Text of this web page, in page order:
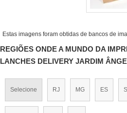
Estas imagens foram obtidas de bancos de
REGIÕES ONDE A MUNDO DA
LANCHES DELIVERY JARDIM
Selecione RJ MG ES